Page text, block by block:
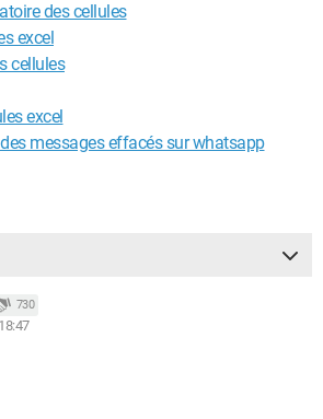
des cellules
excel
cellules
excel
messages effacés sur whatsapp
730